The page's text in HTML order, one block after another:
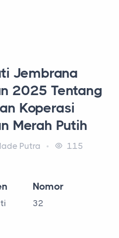
Jembrana
2025 Tentang
Koperasi
Merah Putih
Putra
115
Nomor
32